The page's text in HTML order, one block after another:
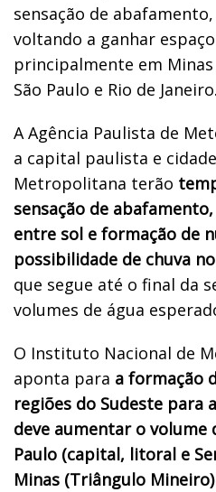
sensação de
voltando a ganhar
principalmente em
São Paulo e Rio de Janeiro.
A Agência Paulista de
a capital paulista e
Metropolitana terão
sensação de
entre sol e formação de
possibilidade de chuva
que segue até o final da
volumes de água
O Instituto Nacional de
aponta para a formação
regiões do Sudeste para
deve aumentar o volume
Paulo (capital, litoral e
Minas (Triângulo